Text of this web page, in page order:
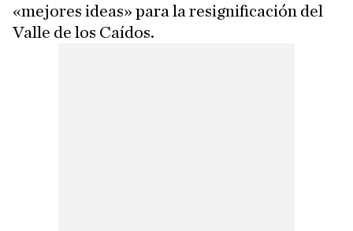
«mejores ideas» para la resignificación del
Valle de los Caídos.